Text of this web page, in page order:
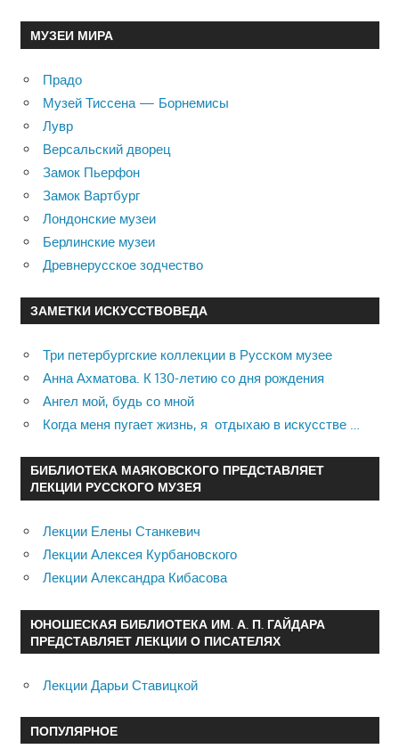
МУЗЕИ МИРА
Прадо
Музей Тиссена — Борнемисы
Лувр
Версальский дворец
Замок Пьерфон
Замок Вартбург
Лондонские музеи
Берлинские музеи
Древнерусское зодчество
ЗАМЕТКИ ИСКУССТВОВЕДА
Три петербургские коллекции в Русском музее
Анна Ахматова. К 130-летию со дня рождения
Ангел мой, будь со мной
Когда меня пугает жизнь, я отдыхаю в искусстве …
БИБЛИОТЕКА МАЯКОВСКОГО ПРЕДСТАВЛЯЕТ
ЛЕКЦИИ РУССКОГО МУЗЕЯ
Лекции Елены Станкевич
Лекции Алексея Курбановского
Лекции Александра Кибасова
ЮНОШЕСКАЯ БИБЛИОТЕКА ИМ. А. П. ГАЙДАРА
ПРЕДСТАВЛЯЕТ ЛЕКЦИИ О ПИСАТЕЛЯХ
Лекции Дарьи Ставицкой
ПОПУЛЯРНОЕ